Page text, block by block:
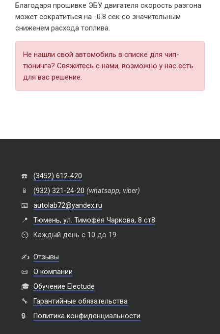
Благодаря прошивке ЭБУ двигателя скорость разгона
может сократиться на -0.8 сек со значительным
сниженем расхода топлива.
Не нашли свой автомобиль в списке для чип-
тюнинга? Свяжитесь с нами, возможно у нас есть
для вас решение.
☎️
(3452) 612-420
📱
(932) 321-24-20 (whatsapp, viber)
📧
autolab72@yandex.ru
📍
Тюмень, ул. Тимофея Чаркова, 8 ст8
⏲️
Каждый день с 10 до 19
✍️ Отзывы
📜
О компании
🎓 Обучение Electude
🔧
Гарантийные обязательства
🔒
Политика конфиденциальности